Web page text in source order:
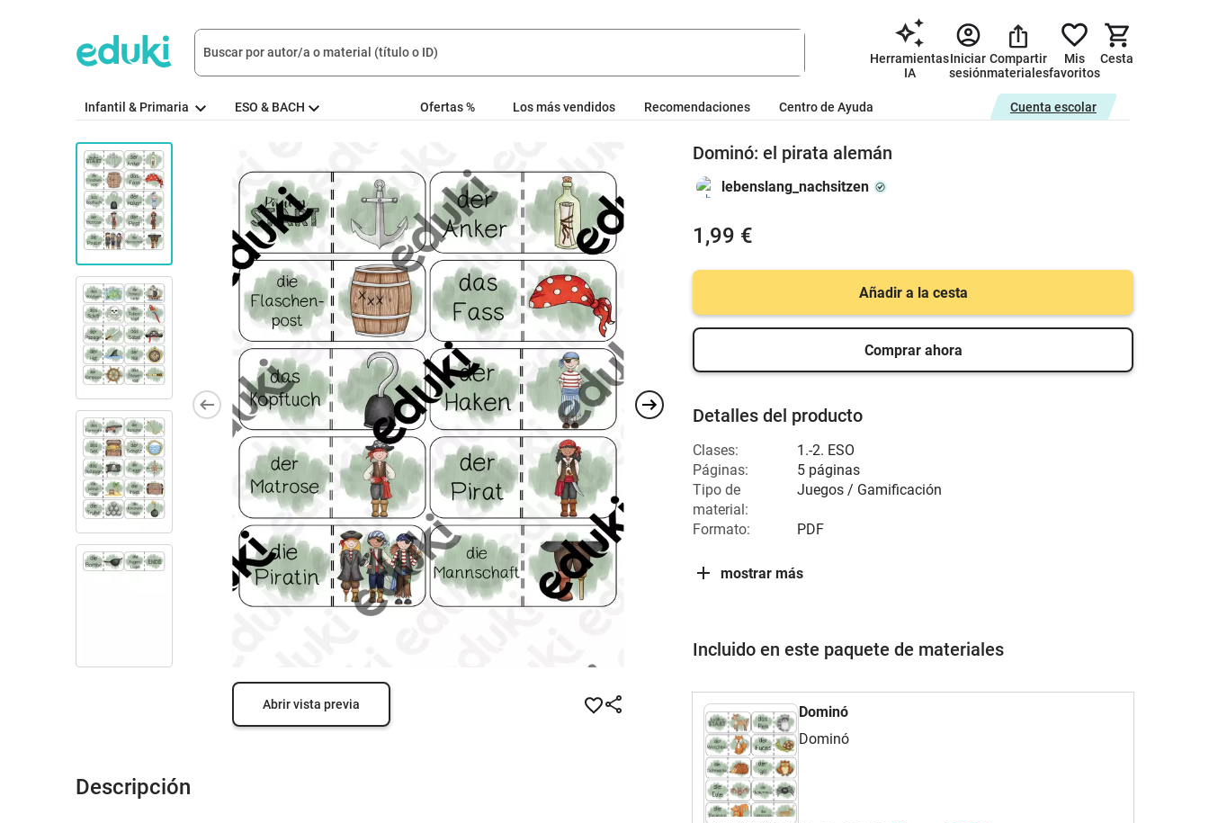
Herramientas
IA
Iniciar
sesión
Compartir
materiales
Mis
favoritos
Cesta
Infantil & Primaria ESO & BACH Ofertas % Los más vendidos Recomendaciones Centro de Ayuda Cuenta escolar
Abrir vista previa
Descripción
Dominó: el pirata alemán
lebenslang_nachsitzen
1,99 €
Añadir a la cesta
Comprar ahora
Detalles del producto
Clases:
1.-2. ESO
Páginas:
5 páginas
Tipo de
material:
Juegos / Gamificación
Formato: PDF
mostrar más
Incluido en este paquete de materiales
Dominó
Dominó